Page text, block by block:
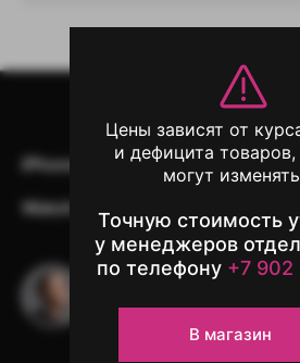
iPhone iPad Mac
AirPods
Watch
Другая
Остались вопросы?
Напишите в чат
Цены зависят от
и дефицита
могут
Точную стоимость
у менеджеров
по телефону +7 902
В магазин